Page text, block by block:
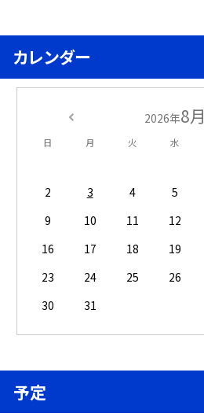
カレンダー
2026年8月
日 月 火 水
2
3 4 5
9
10 11 12
16
17 18 19
23
24 25 26
30
31
予定